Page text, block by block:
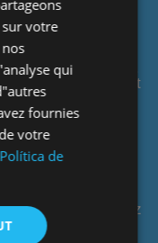
:
du canyon.
:
harnais et casque.
civile et
:
de trekking
vous pouvez
votre
qui
fournies
votre
Política de